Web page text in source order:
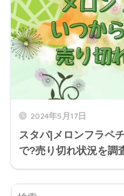
2024年5月17日
スタバ|メロンフラペ
で?売り切れ状況を調